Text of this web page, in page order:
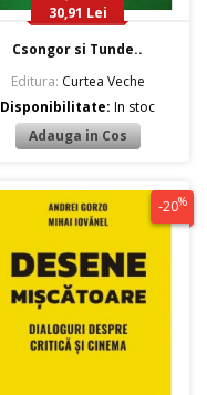
30,91 Lei
Csongor si Tunde..
Editura: Curtea Veche
Disponibilitate:In stoc
-20%